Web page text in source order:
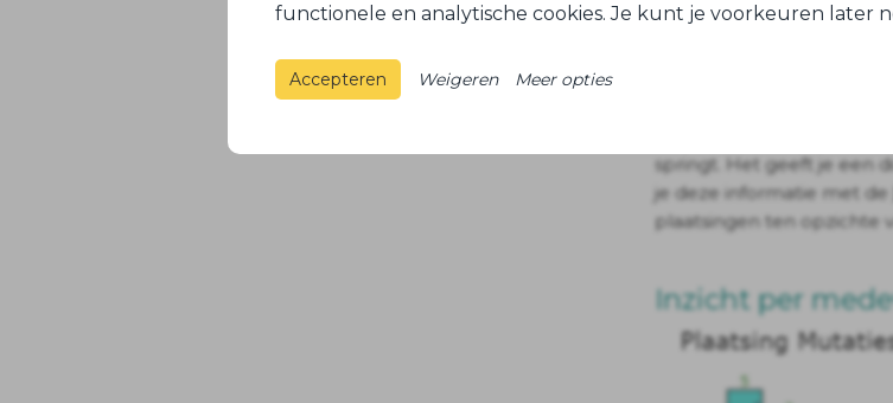
Toont het aantal actieve
springt. Het geeft je een
je deze informatie met de
plaatsingen ten opzichte
Inzicht per
functionele en analytische cookies. Je kunt je voorkeuren later
Accepteren Weigeren Meer opties